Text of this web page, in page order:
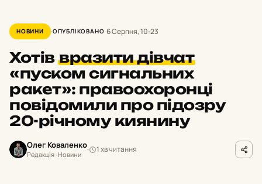
НОВИНИ ОПУБЛІКОВАНО 6 Серпня, 10:23
Хотіввразити дівчат
«пуском сигнальних
ракет»: правоохоронці
повідомили про підозру
20-річному киянину
Олег Коваленко
Редакція · Новини
1 хв читання